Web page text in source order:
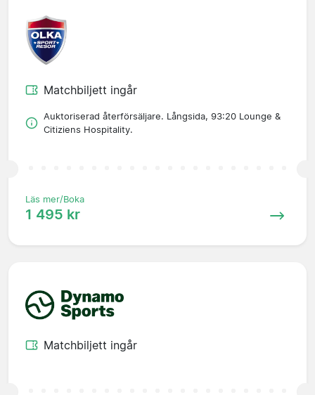
Matchbiljett ingår
Auktoriserad återförsäljare. Långsida, 93:20 Lounge &
Citiziens Hospitality.
Läs mer/Boka
1 495 kr
Matchbiljett ingår